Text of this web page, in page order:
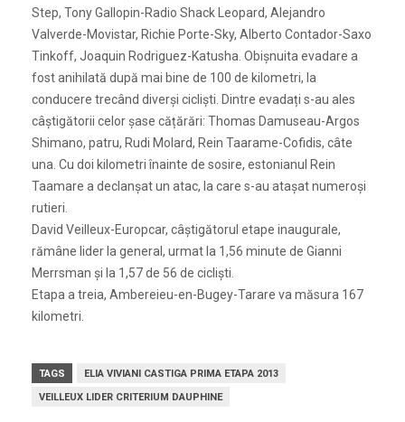
Step, Tony Gallopin-Radio Shack Leopard, Alejandro
Valverde-Movistar, Richie Porte-Sky, Alberto Contador-Saxo
Tinkoff, Joaquin Rodriguez-Katusha. Obișnuita evadare a
fost anihilată după mai bine de 100 de kilometri, la
conducere trecând diverși cicliști. Dintre evadați s-au ales
câștigătorii celor șase cățărări: Thomas Damuseau-Argos
Shimano, patru, Rudi Molard, Rein Taarame-Cofidis, câte
una. Cu doi kilometri înainte de sosire, estonianul Rein
Taamare a declanșat un atac, la care s-au atașat numeroși
rutieri.
David Veilleux-Europcar, câștigătorul etape inaugurale,
rămâne lider la general, urmat la 1,56 minute de Gianni
Merrsman și la 1,57 de 56 de cicliști.
Etapa a treia, Ambereieu-en-Bugey-Tarare va măsura 167
kilometri.
TAGS
ELIA VIVIANI CASTIGA PRIMA ETAPA 2013
VEILLEUX LIDER CRITERIUM DAUPHINE